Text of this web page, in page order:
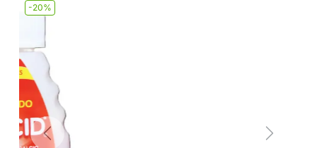
-20%
Previous Next